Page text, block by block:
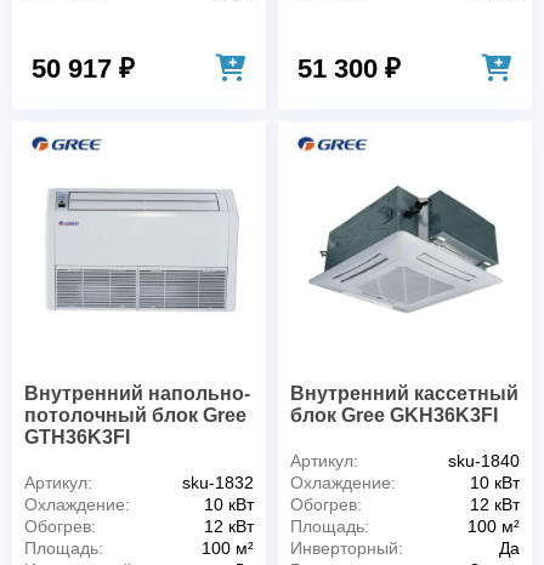
50 917 ₽ 51 300 ₽
Внутренний напольно-
потолочный блок Gree
GTH36K3FI
Артикул:
sku-1832
Охлаждение:
10 кВт
Обогрев:
12 кВт
Площадь:
100 м²
Внутренний кассетный
блок Gree GKH36K3FI
Артикул:
sku-1840
Охлаждение:
10 кВт
Обогрев:
12 кВт
Площадь:
100 м²
Инверторный:
Да